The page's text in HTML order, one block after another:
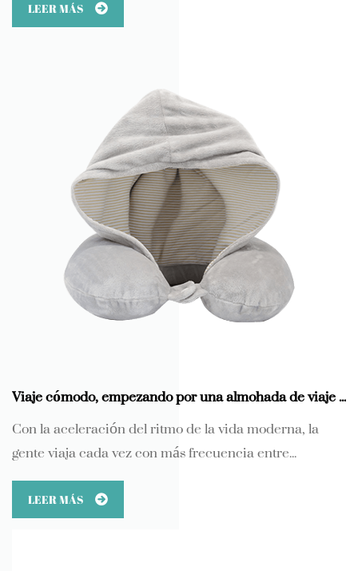
LEER MÁS
Viaje cómodo, empezando por una almohada de viaje para el cuello de espuma viscoelástica en forma de U
Con la aceleración del ritmo de la vida moderna, la
gente viaja cada vez con más frecuencia entre...
LEER MÁS